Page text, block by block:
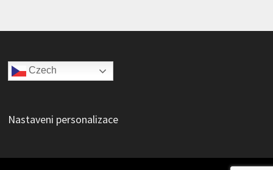
Czech
Nastaveni personalizace